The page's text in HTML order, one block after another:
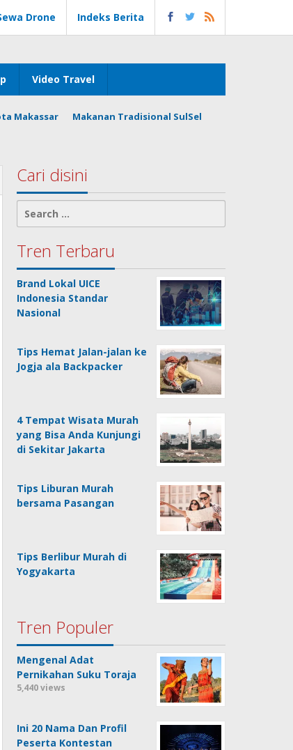
Drone Indeks Berita
Video Travel
Makassar
Makanan Tradisional SulSel
Cari disini
for:
Tren Terbaru
Brand Lokal UICE
Indonesia Standar
Nasional
Tips Hemat Jalan-jalan ke
Jogja ala Backpacker
4 Tempat Wisata Murah
yang Bisa Anda Kunjungi
di Sekitar Jakarta
Tips Liburan Murah
bersama Pasangan
Tips Berlibur Murah di
Yogyakarta
Tren Populer
Mengenal Adat
Pernikahan Suku Toraja
5,440 views
Ini 20 Nama Dan Profil
Peserta Kontestan